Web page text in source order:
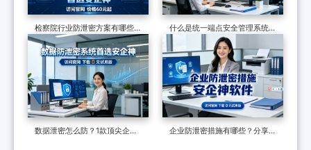
检察院行业防泄密方案有哪些？
制度和软件技术的构建，适合全
国检察院批量部署
什么是统一端点安全管理系统？
六个核心功能了解它的真面目
数据泄密怎么防？1款顶尖企业
企业防泄密措施有哪些？分享一